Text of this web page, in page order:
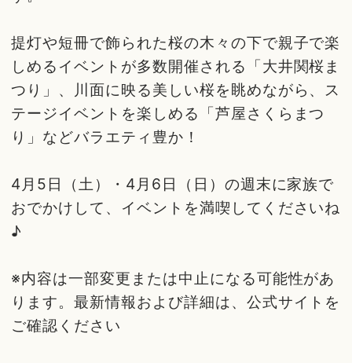
提灯や短冊で飾られた桜の木々の下で親子で楽
しめるイベントが多数開催される「大井関桜ま
つり」、川面に映る美しい桜を眺めながら、ス
テージイベントを楽しめる「芦屋さくらまつ
り」などバラエティ豊か！
4月5日（土）・4月6日（日）の週末に家族で
おでかけして、イベントを満喫してくださいね
♪
※内容は一部変更または中止になる可能性があ
ります。最新情報および詳細は、公式サイトを
ご確認ください